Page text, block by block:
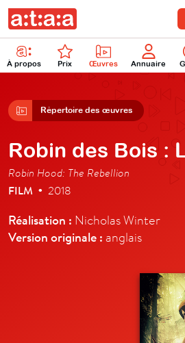
À propos Prix Œuvres Annuaire
Répertoire des œuvres
Robin des Bois :
Robin Hood: The Rebellion
FILM • 2018
Réalisation : Nicholas Winter
Version originale : anglais